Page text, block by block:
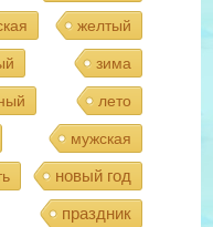
желтый
зима
лето
мужская
новый год
праздник